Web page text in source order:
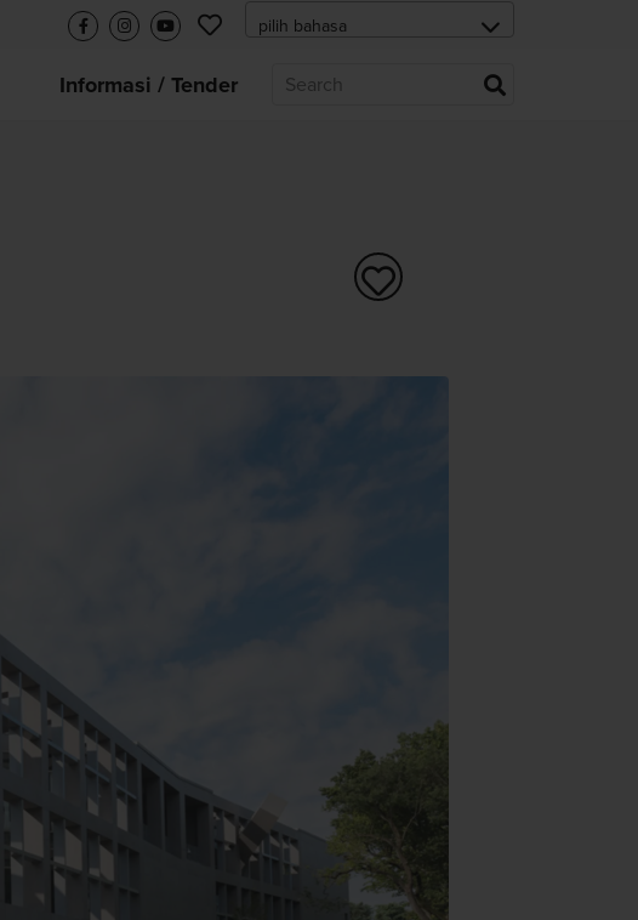
Informasi / Tender